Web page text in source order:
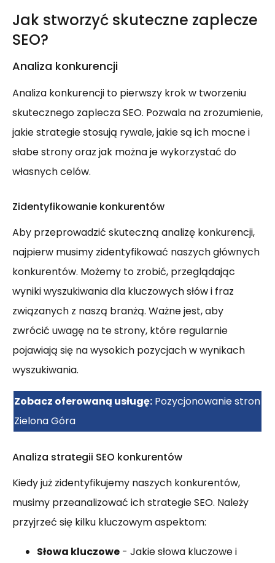
Jak stworzyć skuteczne zaplecze
SEO?
Analiza konkurencji
Analiza konkurencji to pierwszy krok w tworzeniu
skutecznego zaplecza SEO. Pozwala na zrozumienie,
jakie strategie stosują rywale, jakie są ich mocne i
słabe strony oraz jak można je wykorzystać do
własnych celów.
Zidentyfikowanie konkurentów
Aby przeprowadzić skuteczną analizę konkurencji,
najpierw musimy zidentyfikować naszych głównych
konkurentów. Możemy to zrobić, przeglądając
wyniki wyszukiwania dla kluczowych słów i fraz
związanych z naszą branżą. Ważne jest, aby
zwrócić uwagę na te strony, które regularnie
pojawiają się na wysokich pozycjach w wynikach
wyszukiwania.
Zobacz oferowaną usługę: Pozycjonowanie stron
Zielona Góra
Analiza strategii SEO konkurentów
Kiedy już zidentyfikujemy naszych konkurentów,
musimy przeanalizować ich strategie SEO. Należy
przyjrzeć się kilku kluczowym aspektom:
Słowa kluczowe - Jakie słowa kluczowe i